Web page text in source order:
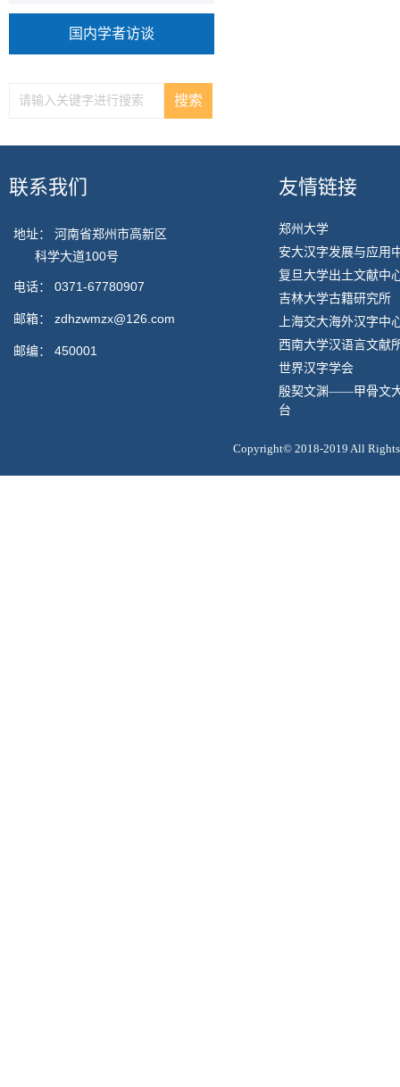
国内学者访谈
联系我们
地址： 河南省郑州市高新区
科学大道100号
电话： 0371-67780907
邮箱： zdhzwmzx@126.com
邮编： 450001
友情链接
郑州大学
安大汉字发展与应用
复旦大学出土文献中
吉林大学古籍研究所
上海交大海外汉字中
西南大学汉语言文献
世界汉字学会
殷契文渊——甲骨文
台
Copyright© 2018-2019 All